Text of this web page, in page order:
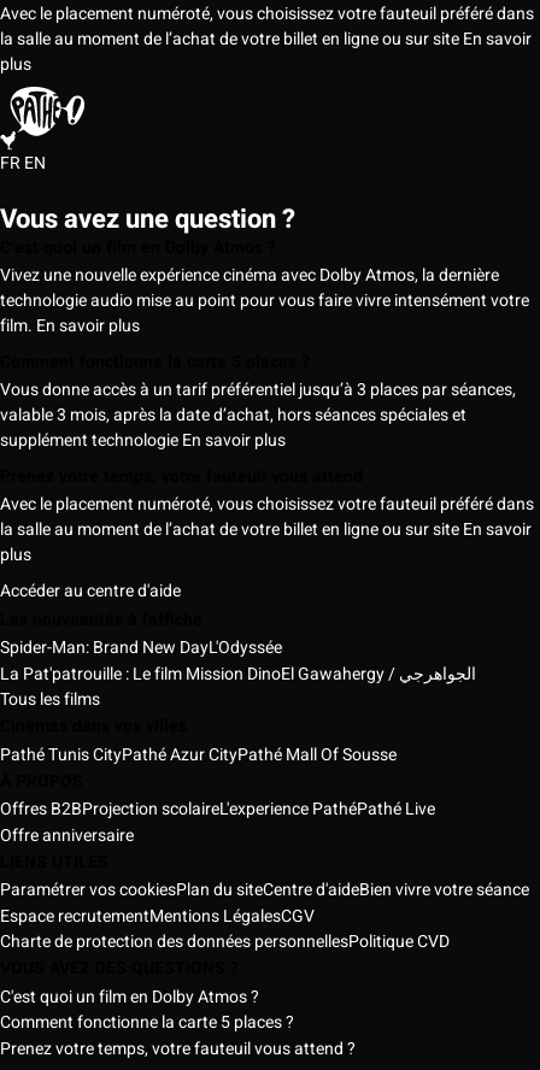
Avec le placement numéroté, vous choisissez votre fauteuil préféré dans
la salle au moment de l’achat de votre billet en ligne ou sur siteEn savoir
plus
FREN
Vous avez une question ?
Vivez une nouvelle expérience cinéma avec Dolby Atmos, la dernière
technologie audio mise au point pour vous faire vivre intensément votre
film. En savoir plus
Vous donne accès à un tarif préférentiel jusqu’à 3 places par séances,
valable 3 mois, après la date d’achat, hors séances spéciales et
supplément technologieEn savoir plus
Avec le placement numéroté, vous choisissez votre fauteuil préféré dans
la salle au moment de l’achat de votre billet en ligne ou sur siteEn savoir
plus
Accéder au centre d'aide
Spider-Man: Brand New DayL'Odyssée
La Pat'patrouille : Le film Mission Dino
El Gawahergy / الجواهرجي
Tous les films
Pathé Tunis CityPathé Azur CityPathé Mall Of Sousse
Offres B2BProjection scolaireL'experience PathéPathé Live
Offre anniversaire
Paramétrer vos cookiesPlan du siteCentre d'aideBien vivre votre séance
Espace recrutementMentions LégalesCGV
Charte de protection des données personnellesPolitique CVD
C'est quoi un film en Dolby Atmos ?
Comment fonctionne la carte 5 places ?
Prenez votre temps, votre fauteuil vous attend ?